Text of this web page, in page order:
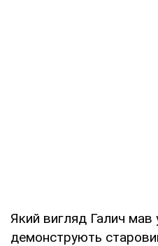
Який вигляд Галич мав
демонструють